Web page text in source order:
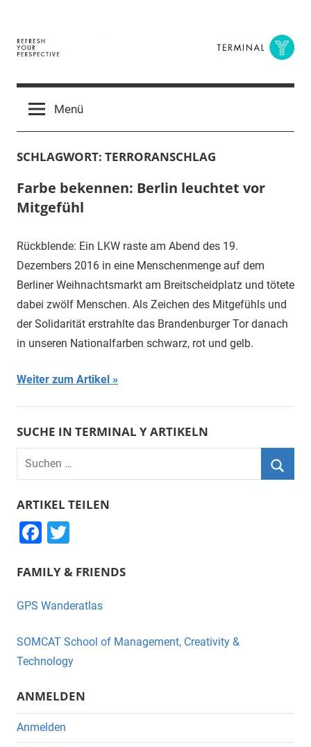
springen
Terminal
Y
Digital
BusinessMenü
SCHLAGWORT: TERRORANSCHLAG
Farbe bekennen: Berlin leuchtet vor
Mitgefühl
Rückblende: Ein LKW raste am Abend des 19.
Dezembers 2016 in eine Menschenmenge auf dem
Berliner Weihnachtsmarkt am Breitscheidplatz und tötete
dabei zwölf Menschen. Als Zeichen des Mitgefühls und
der Solidarität erstrahlte das Brandenburger Tor danach
in unseren Nationalfarben schwarz, rot und gelb.
Weiter zum Artikel
SUCHE IN TERMINAL Y ARTIKELN
Suchen
nach:
ARTIKEL TEILEN
F
c
e
o
o
k
tt
er
FAMILY & FRIENDS
GPS Wanderatlas
SOMCAT School of Management, Creativity &
Technology
ANMELDEN
Anmelden